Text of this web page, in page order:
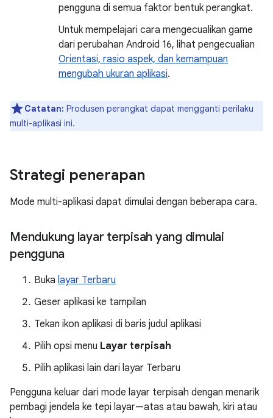
pengguna di semua faktor bentuk perangkat.
Untuk mempelajari cara mengecualikan game
dari perubahan Android 16, lihat pengecualian
Orientasi, rasio aspek, dan kemampuan
mengubah ukuran aplikasi.
Catatan: Produsen perangkat dapat mengganti perilaku
multi-aplikasi ini.
Strategi penerapan
Mode multi-aplikasi dapat dimulai dengan beberapa cara.
Mendukung layar terpisah yang dimulai
pengguna
Buka layar Terbaru
Geser aplikasi ke tampilan
Tekan ikon aplikasi di baris judul aplikasi
Pilih opsi menu Layar terpisah
Pilih aplikasi lain dari layar Terbaru
Pengguna keluar dari mode layar terpisah dengan menarik
pembagi jendela ke tepi layar—atas atau bawah, kiri atau